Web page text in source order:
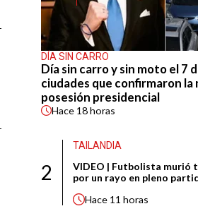
DÍA SIN CARRO
Día sin carro y sin moto el 7
ciudades que confirmaron la
posesión presidencial
Hace 18 horas
2
TAILANDIA
VIDEO | Futbolista murió
por un rayo en pleno
Hace 11 horas